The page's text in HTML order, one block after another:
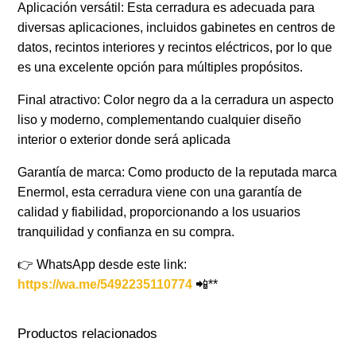
Aplicación versátil: Esta cerradura es adecuada para
diversas aplicaciones, incluidos gabinetes en centros de
datos, recintos interiores y recintos eléctricos, por lo que
es una excelente opción para múltiples propósitos.
Final atractivo: Color negro da a la cerradura un aspecto
liso y moderno, complementando cualquier diseño
interior o exterior donde será aplicada
Garantía de marca: Como producto de la reputada marca
Enermol, esta cerradura viene con una garantía de
calidad y fiabilidad, proporcionando a los usuarios
tranquilidad y confianza en su compra.
👉 WhatsApp desde este link:
https://wa.me/5492235110774 📲**
Productos relacionados